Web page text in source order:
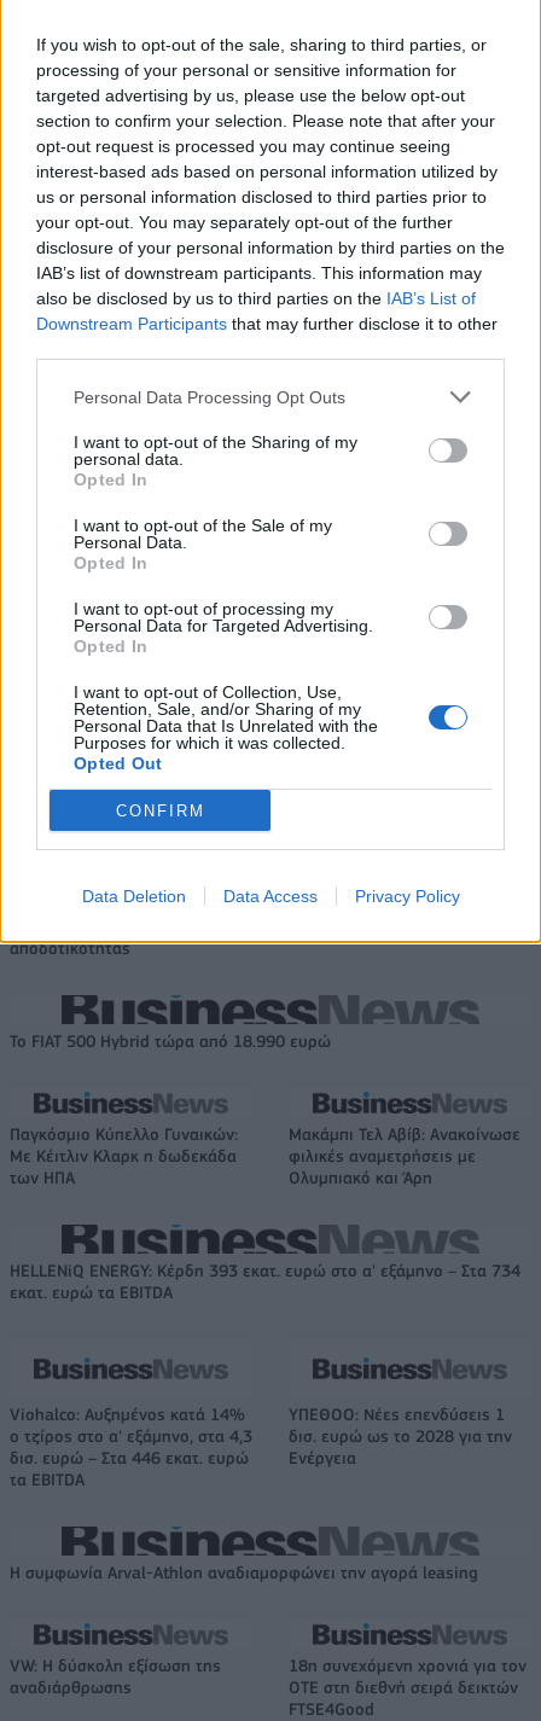
If you wish to opt-out of the sale, sharing to third parties, or
processing of your personal or sensitive information for
targeted advertising by us, please use the below opt-out
section to confirm your selection. Please note that after your
opt-out request is processed you may continue seeing
interest-based ads based on personal information utilized by
us or personal information disclosed to third parties prior to
your opt-out. You may separately opt-out of the further
disclosure of your personal information by third parties on the
IAB’s list of downstream participants. This information may
also be disclosed by us to third parties on the IAB’s List of
Downstream Participants that may further disclose it to other
Personal Data Processing Opt Outs
I want to opt-out of the Sharing of my
personal data.
Opted In
I want to opt-out of the Sale of my
Personal Data.
Opted In
I want to opt-out of processing my
Personal Data for Targeted Advertising.
Opted In
I want to opt-out of Collection, Use,
Retention, Sale, and/or Sharing of my
Personal Data that Is Unrelated with the
Purposes for which it was collected.
Opted Out
CONFIRM
Data Deletion Data Access Privacy Policy
Νόλεϊ: «Ανυπομονώ να ζήσω την εκπληκτική ενέργεια των οπαδών
Πάρκερ: «Όνειρό μου να
κατακτήσω το ΝΒΑ Europe με τη
Βιλερμπάν – Το πλάνο της
Β.Σ. Καρούλιας: Τζίρος 98,7
εκατ. ευρώ και αύξηση κερδών
Metlen: Ρεκόρ EBITDA στο α' εξάμηνο, στα 550 εκατ. ευρώ – Καθαρά
κέρδη 313 εκατ. ευρώ
Χρηματοδότηση 8 εκατ. ευρώ
σε 843 μέσα ενημέρωσης-
Ξεκίνησε το πενταετές
ευρώ σε 451 επιχειρήσεις
ξεκίνησε το πρόγραμμα
IAB Hellas: Νέα Διοικούσα Επιτροπή και νέο Διοικητικό Συμβούλιο -
Πρόεδρος ο Γαληνός Γιαγλής
Νέο Audi A2 e-tron με στόχο
αποδοτικότητας
Η Chery επενδύει 75 εκατ.
Το FIAT 500 Hybrid τώρα από 18.990 ευρώ
Παγκόσμιο Κύπελλο Γυναικών:
Με Κέιτλιν Κλαρκ η δωδεκάδα
των ΗΠΑ
Μακάμπι Τελ Αβίβ: Ανακοίνωσε
φιλικές αναμετρήσεις με
Ολυμπιακό και Άρη
HELLENiQ ENERGY: Κέρδη 393 εκατ. ευρώ στο α' εξάμηνο – Στα 734
εκατ. ευρώ τα EBITDA
Viohalco: Αυξημένος κατά 14%
ο τζίρος στο α' εξάμηνο, στα 4,3
δισ. ευρώ – Στα 446 εκατ. ευρώ
τα EBITDA
ΥΠΕΘΟΟ: Νέες επενδύσεις 1
δισ. ευρώ ως το 2028 για την
Ενέργεια
Η συμφωνία Arval-Athlon αναδιαμορφώνει την αγορά leasing
VW: Η δύσκολη εξίσωση της
αναδιάρθρωσης
18η συνεχόμενη χρονιά για τον
ΟΤΕ στη διεθνή σειρά δεικτών
FTSE4Good